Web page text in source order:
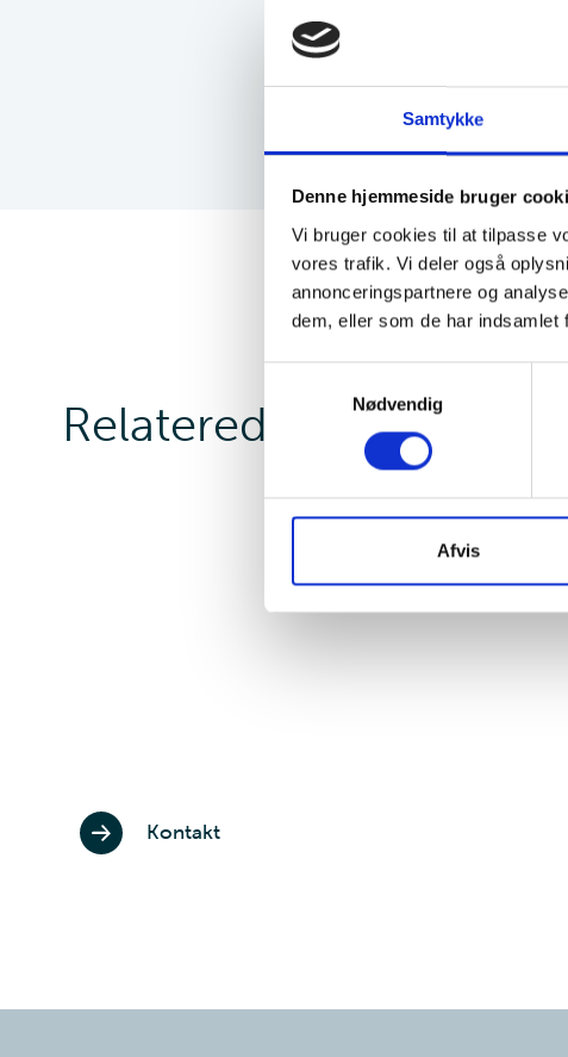
Samtykke
Denne hjemmeside bruger
Vi bruger cookies til at tilpasse
vores trafik. Vi deler også
annonceringspartnere og
dem, eller som de har indsamlet
Nødvendig
Afvis
Relaterede sider
Kontakt